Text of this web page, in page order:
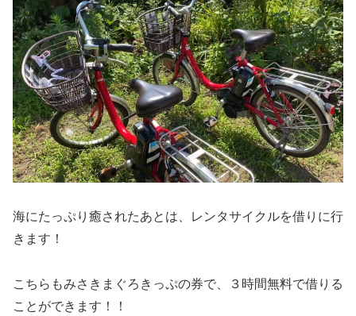
海にたっぷり癒されたあとは、レンタサイクルを借りに行
きます！
こちらもみさきまぐろきっぷの券で、３時間無料で借りる
ことができます！！